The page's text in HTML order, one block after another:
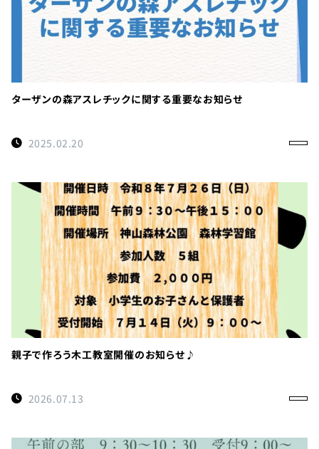
ターザンの森アスレチックに関する重要なお知らせ
2025.02.20
親子で作ろう木工教室開催のお知らせ♪
2026.07.13